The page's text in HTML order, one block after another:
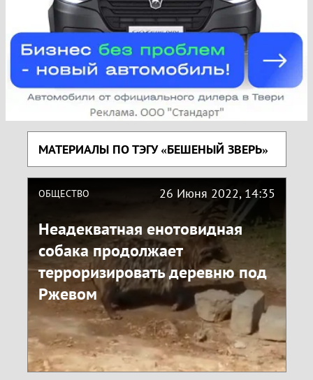
МАТЕРИАЛЫ ПО ТЭГУ «БЕШЕНЫЙ ЗВЕРЬ»
ОБЩЕСТВО 26 Июня 2022, 14:35
Неадекватная енотовидная
собака продолжает
терроризировать деревню под
Ржевом